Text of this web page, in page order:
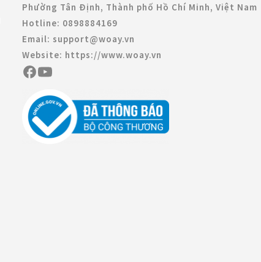
Phường Tân Định, Thành phố Hồ Chí Minh, Việt Nam
Hotline: 0898884169
Email: support@woay.vn
Website: https://www.woay.vn